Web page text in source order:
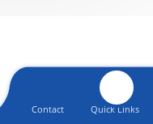
Contact Quick Links